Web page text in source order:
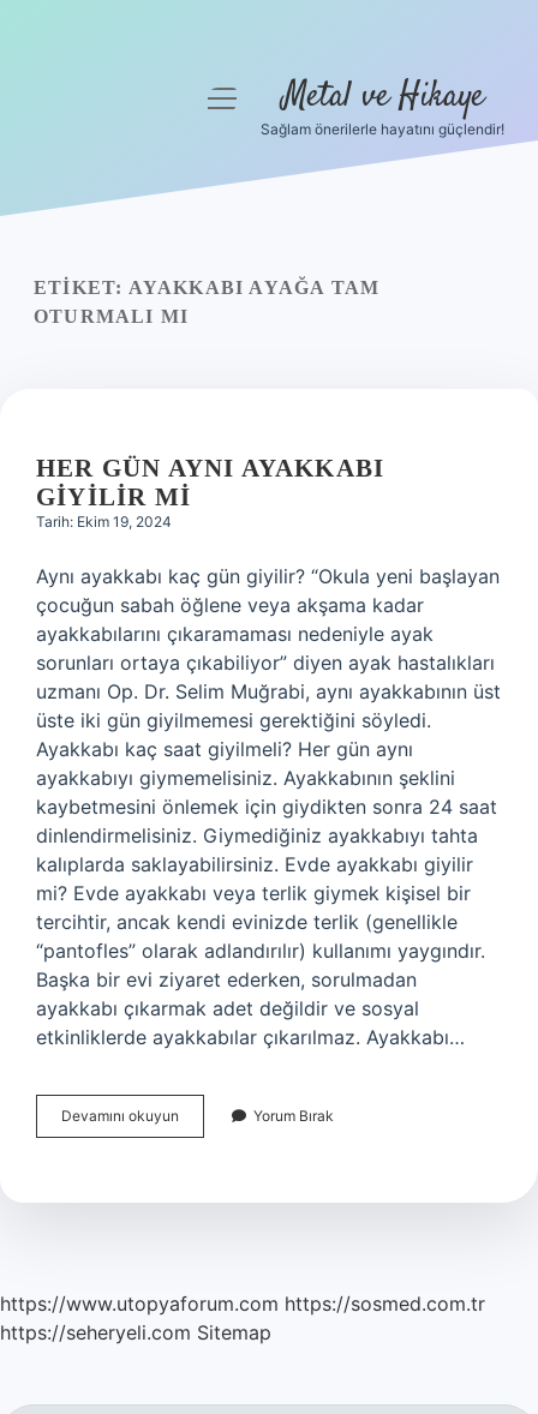
Yasal Uyarı
menüyüMetal ve Hikaye
Sağlam önerilerle hayatını güçlendir!
ETIKET: AYAKKABI AYAĞA TAM
OTURMALI MI
HER GÜN AYNI AYAKKABI
GIYILIR MI
Tarih: Ekim 19, 2024
Aynı ayakkabı kaç gün giyilir? “Okula yeni başlayan
çocuğun sabah öğlene veya akşama kadar
ayakkabılarını çıkaramaması nedeniyle ayak
sorunları ortaya çıkabiliyor” diyen ayak hastalıkları
uzmanı Op. Dr. Selim Muğrabi, aynı ayakkabının üst
üste iki gün giyilmemesi gerektiğini söyledi.
Ayakkabı kaç saat giyilmeli? Her gün aynı
ayakkabıyı giymemelisiniz. Ayakkabının şeklini
kaybetmesini önlemek için giydikten sonra 24 saat
dinlendirmelisiniz. Giymediğiniz ayakkabıyı tahta
kalıplarda saklayabilirsiniz. Evde ayakkabı giyilir
mi? Evde ayakkabı veya terlik giymek kişisel bir
tercihtir, ancak kendi evinizde terlik (genellikle
“pantofles” olarak adlandırılır) kullanımı yaygındır.
Başka bir evi ziyaret ederken, sorulmadan
ayakkabı çıkarmak adet değildir ve sosyal
etkinliklerde ayakkabılar çıkarılmaz. Ayakkabı…
Devamını okuyun
Gün
Giyilir
Yorum Bırak
https://www.utopyaforum.com https://sosmed.com.tr
https://seheryeli.com Sitemap